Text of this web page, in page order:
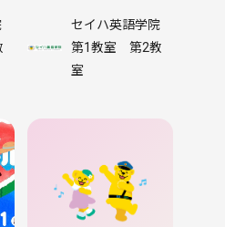
セイハ英語学院
第1教室 第2教
室